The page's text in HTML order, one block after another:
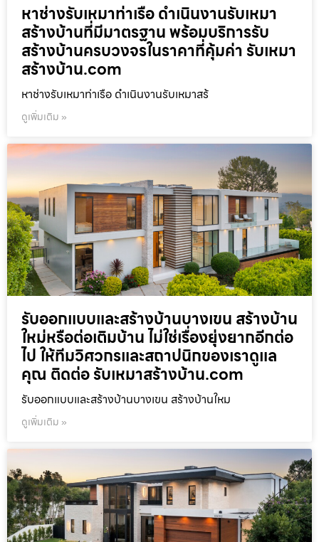
หาช่างรับเหมาท่าเรือ ดำเนินงานรับเหมา
สร้างบ้านที่มีมาตรฐาน พร้อมบริการรับ
สร้างบ้านครบวงจรในราคาที่คุ้มค่า รับเหมา
สร้างบ้าน.com
หาช่างรับเหมาท่าเรือ ดำเนินงานรับเหมาสร้
ดูเพิ่มเติม »
รับออกแบบและสร้างบ้านบางเขน สร้างบ้าน
ใหม่หรือต่อเติมบ้าน ไม่ใช่เรื่องยุ่งยากอีกต่อ
ไป ให้ทีมวิศวกรและสถาปนิกของเราดูแล
คุณ ติดต่อ รับเหมาสร้างบ้าน.com
รับออกแบบและสร้างบ้านบางเขน สร้างบ้านใหม
ดูเพิ่มเติม »